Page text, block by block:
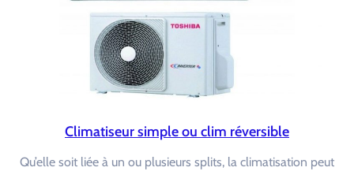
Climatiseur simple ou clim réversible
Qu’elle soit liée à un ou plusieurs splits, la climatisation peut